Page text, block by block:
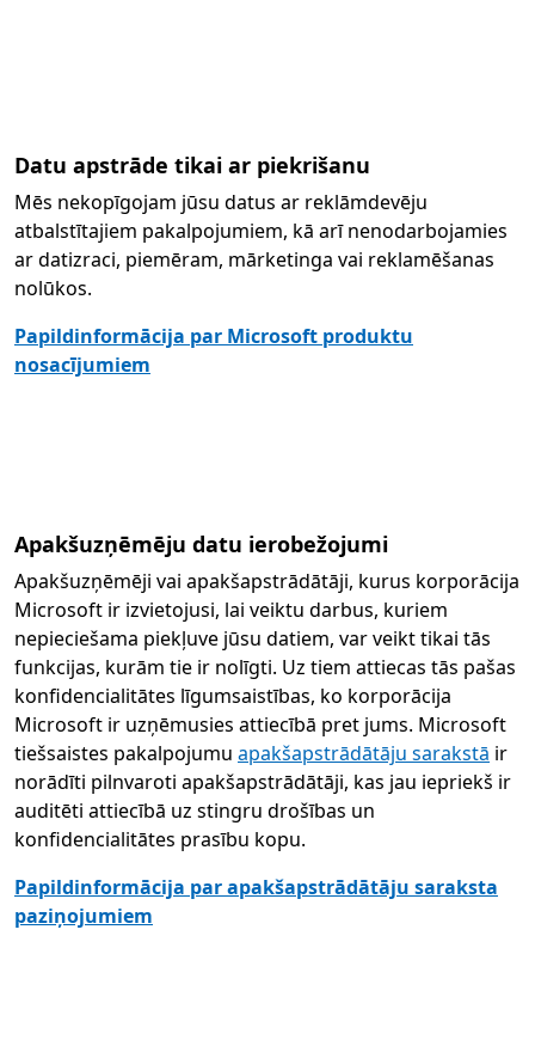
Datu apstrāde tikai ar piekrišanu
Mēs nekopīgojam jūsu datus ar reklāmdevēju
atbalstītajiem pakalpojumiem, kā arī nenodarbojamies
ar datizraci, piemēram, mārketinga vai reklamēšanas
nolūkos.
Papildinformācija par Microsoft produktu
nosacījumiem
Apakšuzņēmēju datu ierobežojumi
Apakšuzņēmēji vai apakšapstrādātāji, kurus korporācija
Microsoft ir izvietojusi, lai veiktu darbus, kuriem
nepieciešama piekļuve jūsu datiem, var veikt tikai tās
funkcijas, kurām tie ir nolīgti. Uz tiem attiecas tās pašas
konfidencialitātes līgumsaistības, ko korporācija
Microsoft ir uzņēmusies attiecībā pret jums. Microsoft
tiešsaistes pakalpojumu apakšapstrādātāju sarakstā ir
norādīti pilnvaroti apakšapstrādātāji, kas jau iepriekš ir
auditēti attiecībā uz stingru drošības un
konfidencialitātes prasību kopu.
Papildinformācija par apakšapstrādātāju saraksta
paziņojumiem